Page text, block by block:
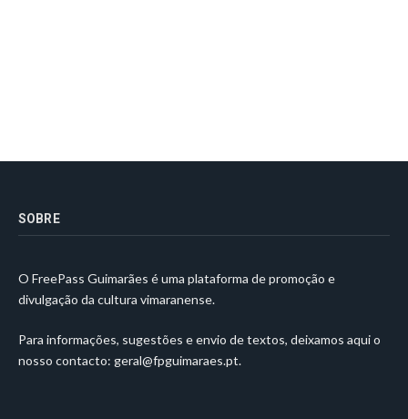
SOBRE
O FreePass Guimarães é uma plataforma de promoção e
divulgação da cultura vimaranense.
Para informações, sugestões e envio de textos, deixamos aqui o
nosso contacto: geral@fpguimaraes.pt.